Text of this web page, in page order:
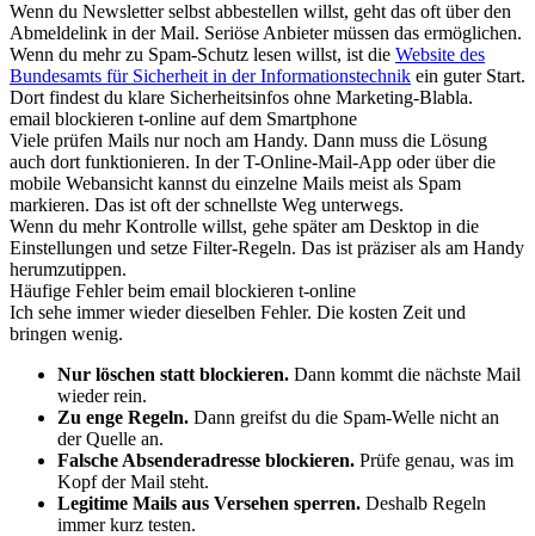
Wenn du Newsletter selbst abbestellen willst, geht das oft über den
Abmeldelink in der Mail. Seriöse Anbieter müssen das ermöglichen.
Wenn du mehr zu Spam-Schutz lesen willst, ist die Website des
Bundesamts für Sicherheit in der Informationstechnik ein guter Start.
Dort findest du klare Sicherheitsinfos ohne Marketing-Blabla.
email blockieren t-online auf dem Smartphone
Viele prüfen Mails nur noch am Handy. Dann muss die Lösung
auch dort funktionieren. In der T-Online-Mail-App oder über die
mobile Webansicht kannst du einzelne Mails meist als Spam
markieren. Das ist oft der schnellste Weg unterwegs.
Wenn du mehr Kontrolle willst, gehe später am Desktop in die
Einstellungen und setze Filter-Regeln. Das ist präziser als am Handy
herumzutippen.
Häufige Fehler beim email blockieren t-online
Ich sehe immer wieder dieselben Fehler. Die kosten Zeit und
bringen wenig.
Nur löschen statt blockieren. Dann kommt die nächste Mail
wieder rein.
Zu enge Regeln. Dann greifst du die Spam-Welle nicht an
der Quelle an.
Falsche Absenderadresse blockieren. Prüfe genau, was im
Kopf der Mail steht.
Legitime Mails aus Versehen sperren. Deshalb Regeln
immer kurz testen.